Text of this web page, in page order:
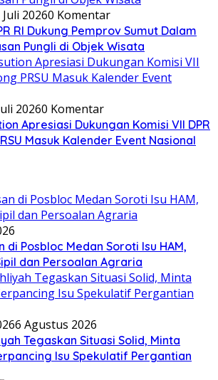
Juli 20260 Komentar
RI Dukung Pemprov Sumut Dalam
Pungli di Objek Wisata
20260 Komentar
Apresiasi Dukungan Komisi VII DPR
Masuk Kalender Event Nasional
di Posbloc Medan Soroti Isu HAM,
dan Persoalan Agraria
6 Agustus 2026
Tegaskan Situasi Solid, Minta
Isu Spekulatif Pergantian